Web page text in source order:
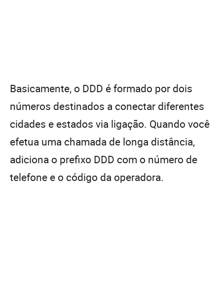
Basicamente, o DDD é formado por dois
números destinados a conectar diferentes
cidades e estados via ligação. Quando você
efetua uma chamada de longa distância,
adiciona o prefixo DDD com o número de
telefone e o código da operadora.